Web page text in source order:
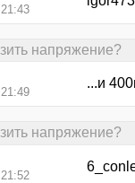
напряжение?
...и
напряжение?